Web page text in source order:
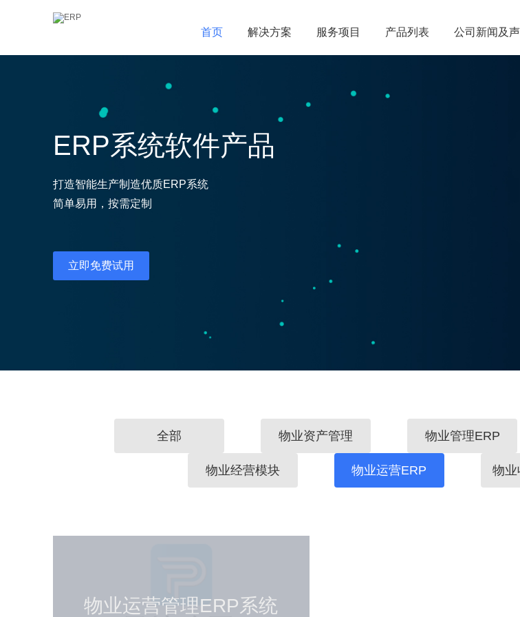
首页 解决方案 服务项目 产品列表 公司新闻及
首页 解决方案 服务项目 产品列表 公司新闻及
ERP系统软件产品
打造智能生产制造优质ERP系统
简单易用，按需定制
立即免费试用
全部 物业资产管理 物业管理ERP
物业经营模块 物业运营ERP 物业
物业运营管理ERP系统